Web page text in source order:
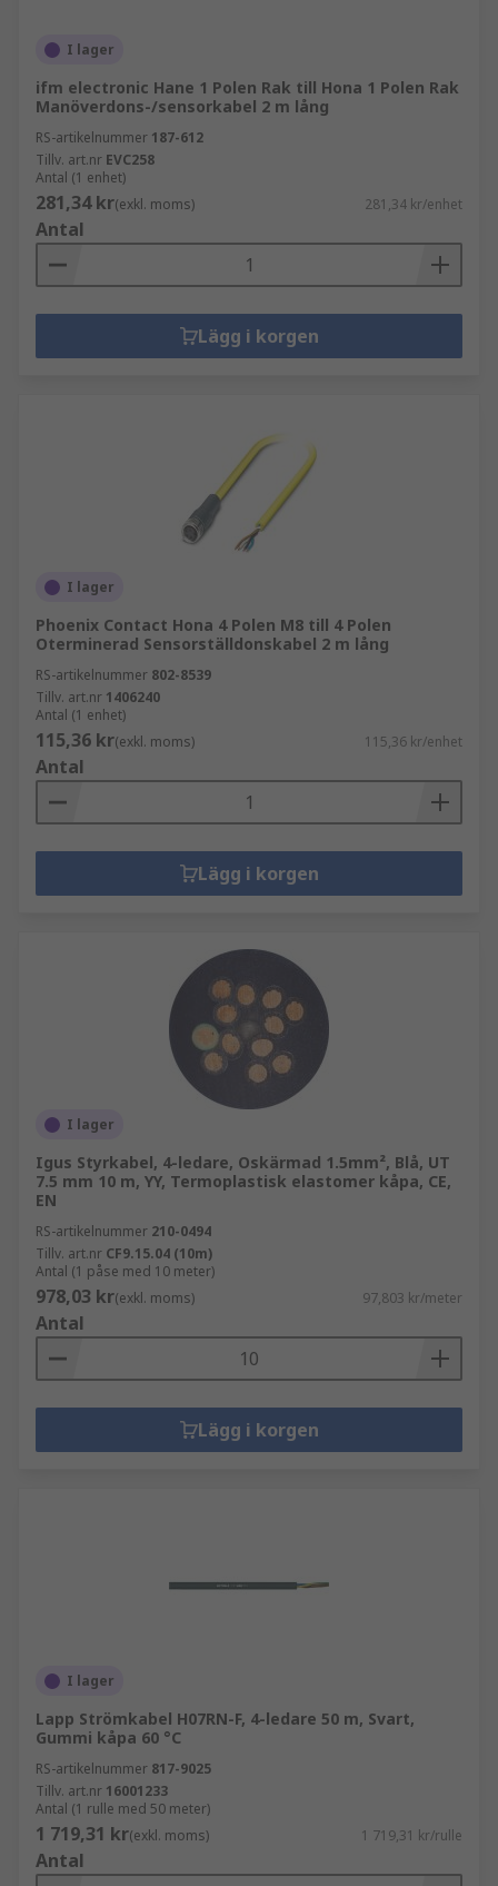
I lager
ifm electronic Hane 1 Polen Rak till Hona 1 Polen Rak
Manöverdons-/sensorkabel 2 m lång
RS-artikelnummer 187-612
Tillv. art.nr EVC258
Antal (1 enhet)
281,34 kr(exkl. moms) 281,34 kr/enhet
Antal
Lägg i korgen
I lager
Phoenix Contact Hona 4 Polen M8 till 4 Polen
Oterminerad Sensorställdonskabel 2 m lång
RS-artikelnummer 802-8539
Tillv. art.nr 1406240
Antal (1 enhet)
115,36 kr(exkl. moms) 115,36 kr/enhet
Antal
Lägg i korgen
I lager
Igus Styrkabel, 4-ledare, Oskärmad 1.5mm², Blå, UT
7.5 mm 10 m, YY, Termoplastisk elastomer kåpa, CE,
EN
RS-artikelnummer 210-0494
Tillv. art.nr CF9.15.04 (10m)
Antal (1 påse med 10 meter)
978,03 kr(exkl. moms) 97,803 kr/meter
Antal
Lägg i korgen
I lager
Lapp Strömkabel H07RN-F, 4-ledare 50 m, Svart,
Gummi kåpa 60 °C
RS-artikelnummer 817-9025
Tillv. art.nr 16001233
Antal (1 rulle med 50 meter)
1 719,31 kr(exkl. moms) 1 719,31 kr/rulle
Antal